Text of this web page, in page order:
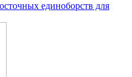
единоборств для